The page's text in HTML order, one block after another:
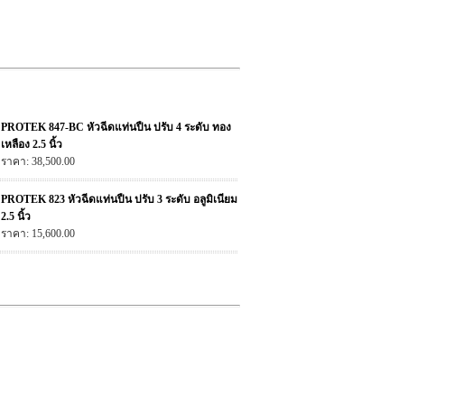
PROTEK 847-BC หัวฉีดแท่นปืน ปรับ 4 ระดับ ทอง
เหลือง 2.5 นิ้ว
ราคา: 38,500.00
PROTEK 823 หัวฉีดแท่นปืน ปรับ 3 ระดับ อลูมิเนียม
2.5 นิ้ว
ราคา: 15,600.00